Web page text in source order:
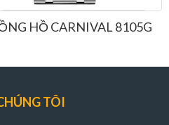
HỒ CARNIVAL 8105G
TÔI